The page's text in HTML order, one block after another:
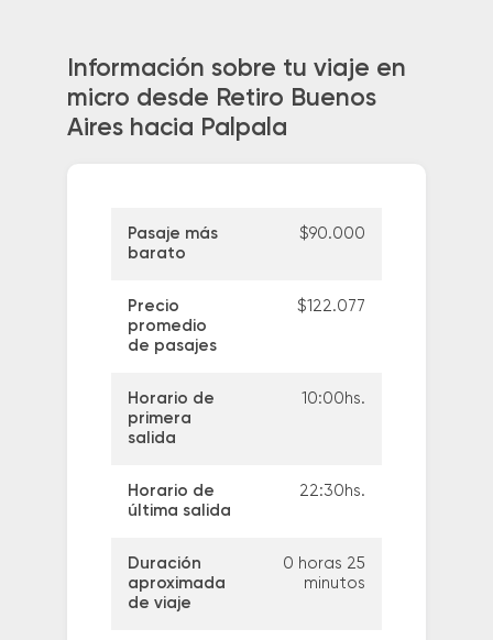
Información sobre tu viaje en
micro desde Retiro Buenos
Aires hacia Palpala
Pasaje más
barato
$90.000
Precio
promedio
de pasajes
$122.077
Horario de
primera
salida
10:00hs.
Horario de
última salida
22:30hs.
Duración
aproximada
de viaje
0 horas 25
minutos